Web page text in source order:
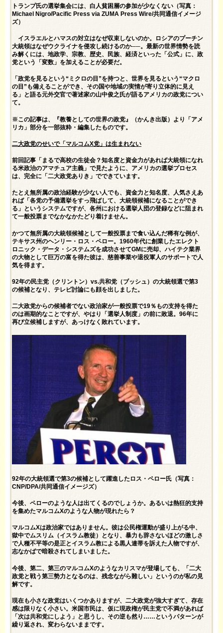
トランプ氏の選挙集会には、白人貧困層の参加が少なくない（写真：
Michael Nigro/Pacific Press via ZUMA Press Wire/共同通信イメージ
ズ）
イスラエルとハマスの対立はなぜ収束しないのか。ロシアのプーチン
大統領はなぜウクライナを侵攻し続けるのか──。最新の世界情勢を読
み解くには、地政学、宗教、歴史、民族、経済といった「公式」に、政
党という「変数」を加えることが必要だ。
「政党を見るという“ミクロの目”を持つと、世界を見るという“マクロ
の目”も備えることができ、その国や地域の実情が寄り立体的に見え
る」と語る元外交官で著述家の山中俊之氏が語るアメリカの政党につい
て。
※この記事は、『教養としての世界の政党 』（かんき出版）より「アメ
リカ」部分を一部抜粋・編集したものです。
二大政党のせいで「マルコムX党」は生まれない
前回記事「 まるで高校の生徒会？知名度と資金力があれば大統領になれ
る米政治のアマチュア主義 」で見たように、アメリカの選挙プロセス
は、完全に「二大政党ありき」でできています。
たとえ無所属の政治経験が少ない人でも、資金力と知名度、人気さえあ
れば「各党の予備選挙をすっ飛ばして、大統領候補になることができ
る」というシステムですが、各州における選挙人団の登録などに阻まれ
て一般投票までなかなかたどり着けません。
かつて無所属の大統領候補として一般投票まで食い込んだ稀有な例が、
テキサス州のヘンリー・ロス・ペロー。1960年代に創業したエレクト
ロニック・データ・システムズを成功させてGMに売却、ハイテク業界
の大物として巨万の富を得た彼は、慈善事業や退役軍人のサポートで人
気を得ます。
92年の民主党（クリントン）vs.共和党（ブッシュ）の大統領選で第3
の候補となり、テレビ討論にも顔を出しました。
二大政党からの候補者でない政治家が一般投票で19％もの支持を得た
のは画期的なことですが、やはり「選挙人制度」の前に敗退。96年に
再び立候補しますが、あっけなく敗れています。
92年の大統領選で第3の候補として躍進したロス・ペロー氏（写真：
CNP/DPA/共同通信イメージズ）
今後、ペローのような人は出てくるのでしょうか。あるいは熱狂的支持
を集めたマルコムXのような人物が現れたら？
マルコムXは政治家ではありません。彼は公民権運動が盛り上がる中、
獄中でムスリム（イスラム教徒）となり、暴力も辞さないほどの激しさ
で人種不平等の是正とイスラム教による黒人連帯を訴えた人物ですが、
志なかばで暗殺されてしまいました。
今後、第二、第三のマルコムXのようなカリスマが登場しても、「二大
政党と戦う第三勢力となるのは、残念ながら難しい」というのが私の見
解です。
現在も小さな政党はいくつかありますが、二大政党が強大すぎて、存在
感は限りなく小さい。米国市民は、仮に現政権が民主党で不満があれば
「次は共和党にしよう」と思うし、その逆も然り……というパターンが
繰り返され、変わらないままです。